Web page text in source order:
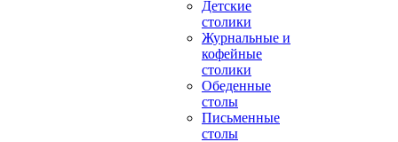
Детские
столики
Журнальные и
кофейные
столики
Обеденные
столы
Письменные
столы